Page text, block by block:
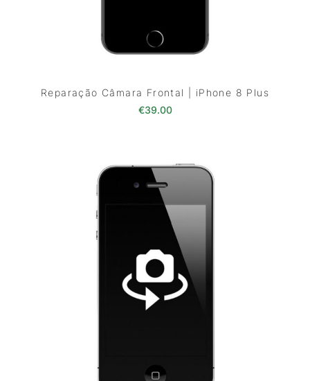
Reparação Câmara Frontal | iPhone 8 Plus
€39.00